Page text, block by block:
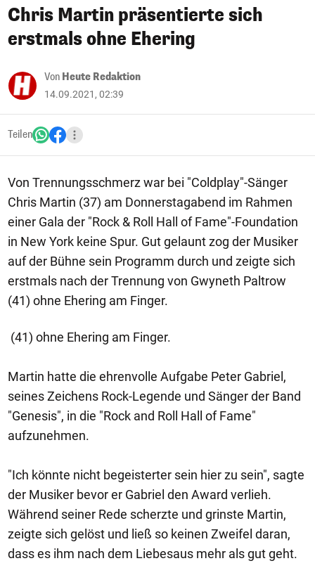
Chris Martin präsentierte sich
erstmals ohne Ehering
Von Heute Redaktion
14.09.2021, 02:39
Teilen
Von Trennungsschmerz war bei "Coldplay"-Sänger
Chris Martin (37) am Donnerstagabend im Rahmen
einer Gala der "Rock & Roll Hall of Fame"-Foundation
in New York keine Spur. Gut gelaunt zog der Musiker
auf der Bühne sein Programm durch und zeigte sich
erstmals nach der Trennung von Gwyneth Paltrow
(41) ohne Ehering am Finger.
(41) ohne Ehering am Finger.
Martin hatte die ehrenvolle Aufgabe Peter Gabriel,
seines Zeichens Rock-Legende und Sänger der Band
"Genesis", in die "Rock and Roll Hall of Fame"
aufzunehmen.
"Ich könnte nicht begeisterter sein hier zu sein", sagte
der Musiker bevor er Gabriel den Award verlieh.
Während seiner Rede scherzte und grinste Martin,
zeigte sich gelöst und ließ so keinen Zweifel daran,
dass es ihm nach dem Liebesaus mehr als gut geht.